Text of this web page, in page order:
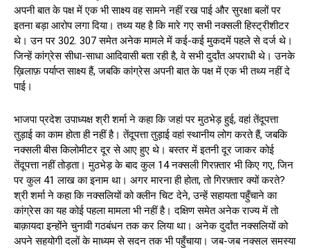
अपनी बात के पक्ष में एक भी साक्ष्य वह सामने नहीं रख पाई और सुरक्षा बलों पर
इतना बड़ा आरोप लगा दिया। तथ्य यह है कि मारे गए सभी नक्सली हिस्ट्रीशीटर
थे। उन पर 302. 307 समेत अनेक मामले में कई-कई मुकदमें पहले से दर्ज थे।
जिन्हें कांग्रेस सीधा-साधा आदिवासी बता रही है, वे सभी दुर्दांत अपराधी थे। उनके
ख़िलाफ़ पर्याप्त साक्ष्य हैं, जबकि कांग्रेस अपनी बात के पक्ष में एक भी तथ्य नहीं दे
पाई।
भाजपा प्रदेश उपाध्यक्ष श्री शर्मा ने कहा कि जहां पर मुठभेड़ हुई, वहां तेंदूपत्ता
तुड़ाई का काम होता ही नहीं है। तेंदूपत्ता तुड़ाई वहां स्थानीय लोग करते हैं, जबकि
नक्सली बीस किलोमीटर दूर से आए हुए थे। बस्तर में इतनी दूर जाकर कोई
तेंदूपत्ता नहीं तोड़ता। मुठभेड़ के बाद कुल 14 नक्सली गिरफ़्तार भी किए गए, जिन
पर कुल 41 लाख का इनाम था। अगर मारना ही होता, तो गिरफ़्तार क्यों करते?
श्री शर्मा ने कहा कि नक्सलियों को क्लीन चिट देने, उन्हें सहायता पहुँचाने का
कांग्रेस का यह कोई पहला मामला भी नहीं है। दक्षिण समेत अनेक राज्य में तो
बाक़ायदा इन्होंने चुनावी गठबंधन तक कर लिया था। अनेक दुर्दांत नक्सलियों को
अपने सहयोगी दलों के माध्यम से सदन तक भी पहुँचाया। जब-जब नक्सल समस्या